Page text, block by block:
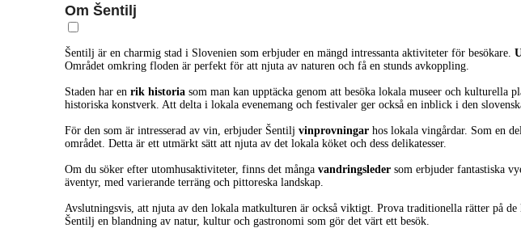
Om Šentilj
Šentilj är en charmig stad i Slovenien som erbjuder en mängd intressanta aktiviteter för besökare.
Området omkring floden är perfekt för att njuta av naturen och få en stunds avkoppling.
Staden har enrik historia som man kan upptäcka genom att besöka lokala museer och kulturella
historiska konstverk. Att delta i lokala evenemang och festivaler ger också en inblick i den
För den som är intresserad av vin, erbjuder Šentiljvinprovningar hos lokala vingårdar. Som en
området. Detta är ett utmärkt sätt att njuta av det lokala köket och dess delikatesser.
Om du söker efter utomhusaktiviteter, finns det mångavandringsleder som erbjuder fantastiska
äventyr, med varierande terräng och pittoreska landskap.
Avslutningsvis, att njuta av den lokala matkulturen är också viktigt. Prova traditionella rätter på
Šentilj en blandning av natur, kultur och gastronomi som gör det värt ett besök.